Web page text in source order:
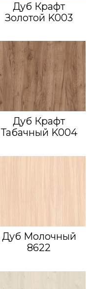
Дуб Крафт
Золотой K003
Дуб Крафт
Табачный K004
Дуб Молочный
8622